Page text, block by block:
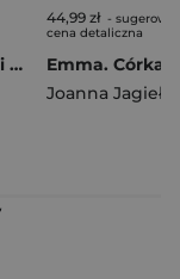
Niezwykła Molly i okropny bobas
44,99 zł -
cena detaliczna
Joanna Jagiełło